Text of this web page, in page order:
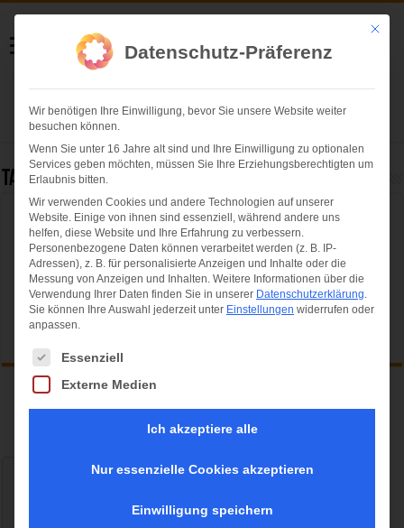
Helmut Swoboda
Fotografie
Herzlich willkommen
Tag Archives:
Leider nichts gefunden...
Entschuldige bitte, aber der von Ihnen angeforderte Seite konnte
nicht gefunden werden...
Wetter München
18 / 25°C
Mit
Datenschutz-Präferenz
Wir benötigen Ihre Einwilligung, bevor Sie unsere Website weiter
besuchen können.
Wenn Sie unter 16 Jahre alt sind und Ihre Einwilligung zu optionalen
Services geben möchten, müssen Sie Ihre Erziehungsberechtigten um
Erlaubnis bitten.
Wir verwenden Cookies und andere Technologien auf unserer
Website. Einige von ihnen sind essenziell, während andere uns
helfen, diese Website und Ihre Erfahrung zu verbessern.
Personenbezogene Daten können verarbeitet werden (z. B. IP-
Adressen), z. B. für personalisierte Anzeigen und Inhalte oder die
Messung von Anzeigen und Inhalten. Weitere Informationen über die
Verwendung Ihrer Daten finden Sie in unserer Datenschutzerklärung.
Sie können Ihre Auswahl jederzeit unter Einstellungen widerrufen oder
anpassen.
Es folgt eine Liste der Service-Gruppen, für die eine Einwilligung
Essenziell
Externe Medien
Ich akzeptiere alle
Nur essenzielle Cookies akzeptieren
Einwilligung speichern